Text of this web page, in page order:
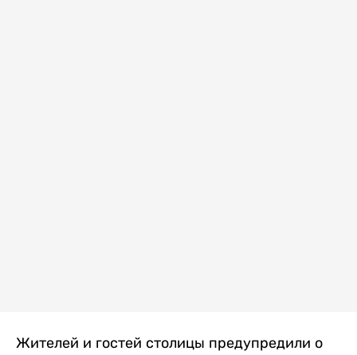
Жителей и гостей столицы предупредили о